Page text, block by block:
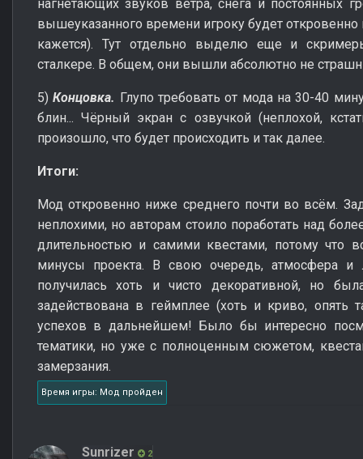
нагнетающих звуков ветра, снега и постоянных
вышеуказанного времени игроку будет
кажется). Тут отдельно выделю еще и
сталкере. В общем, они вышли абсолютно не
5)Концовка. Глупо требовать от мода на 30-40
блин... Чёрный экран с озвучкой (неплохой,
произошло, что будет происходить и так далее.
Итоги:
Мод откровенно ниже среднего почти во всём.
неплохими, но авторам стоило поработать над
длительностью и самими квестами, потому что
минусы проекта. В свою очередь, атмосфера и
получилась хоть и чисто декоративной, но
задействована в геймплее (хоть и криво, опять
успехов в дальнейшем! Было бы интересно
тематики, но уже с полноценным сюжетом,
замерзания.
Время игры: Мод пройден
Sunrizer 2